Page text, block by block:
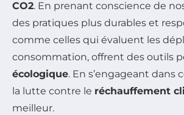
CO2. En prenant conscience de
des pratiques plus durables et
comme celles qui évaluent les
consommation, offrent des outils
écologique. En s’engageant
la lutte contre le réchauffement
meilleur.